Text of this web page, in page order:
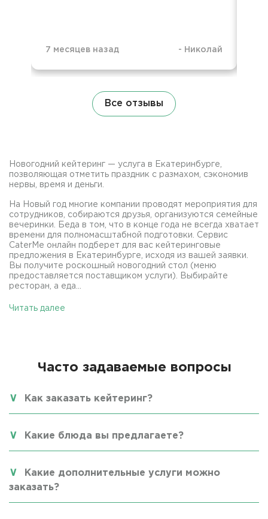
7 месяцев назад - Николай
Все отзывы
Новогодний кейтеринг — услуга в Екатеринбурге,
позволяющая отметить праздник с размахом, сэкономив
нервы, время и деньги.
На Новый год многие компании проводят мероприятия для
сотрудников, собираются друзья, организуются семейные
вечеринки. Беда в том, что в конце года не всегда хватает
времени для полномасштабной подготовки. Сервис
CaterMe онлайн подберет для вас кейтеринговые
предложения в Екатеринбурге, исходя из вашей заявки.
Вы получите роскошный новогодний стол (меню
предоставляется поставщиком услуги). Выбирайте
ресторан, а еда...
Читать далее
Часто задаваемые вопросы
Как заказать кейтеринг?
Какие блюда вы предлагаете?
Какие дополнительные услуги можно
заказать?